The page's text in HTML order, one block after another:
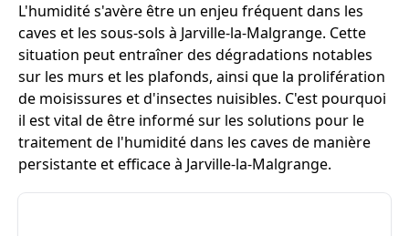
L'humidité s'avère être un enjeu fréquent dans les
caves et les sous-sols à Jarville-la-Malgrange. Cette
situation peut entraîner des dégradations notables
sur les murs et les plafonds, ainsi que la prolifération
de moisissures et d'insectes nuisibles. C'est pourquoi
il est vital de être informé sur les solutions pour le
traitement de l'humidité dans les caves de manière
persistante et efficace à Jarville-la-Malgrange.